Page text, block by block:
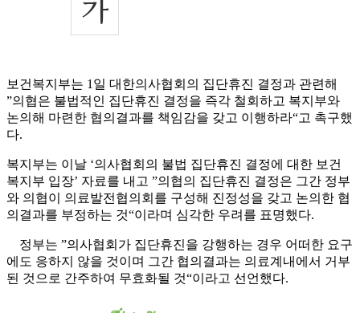
보건복지부는 1일 대한의사협회의 집단휴진 결정과 관련해
”의협은 불법적인 집단휴진 결정을 즉각 철회하고 복지부와
논의해 마련한 협의결과를 책임감을 갖고 이행하라“고 촉구했
다.
복지부는 이날 ‘의사협회의 불법 집단휴진 결정에 대한 보건
복지부 입장’ 자료를 내고 ”의협의 집단휴진 결정은 그간 정부
와 의협이 의료발전협의회를 구성해 진정성을 갖고 논의한 협
의결과를 부정하는 것“이라며 심각한 우려를 표명했다.
정부는 ”의사협회가 집단휴진을 강행하는 경우 어떠한 요구
에도 응하지 않을 것이며 그간 협의결과는 의료계내에서 거부
된 것으로 간주하여 무효화될 것“이라고 선언했다.